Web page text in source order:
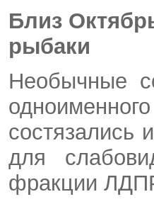
Близ
рыбаки
Необычные
состязались
для
фракции